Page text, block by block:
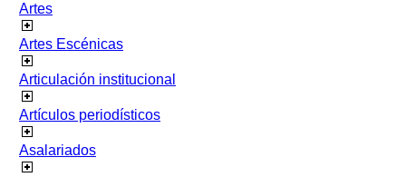
Artes
Artes Escénicas
Articulación institucional
Artículos periodísticos
Asalariados